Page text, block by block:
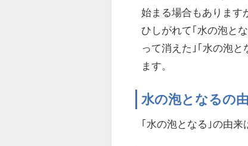
始まる場合もあります
ひしがれて｢水の泡と
って消えた｣｢水の泡と
ます。
水の泡となるの
｢水の泡となる｣の由